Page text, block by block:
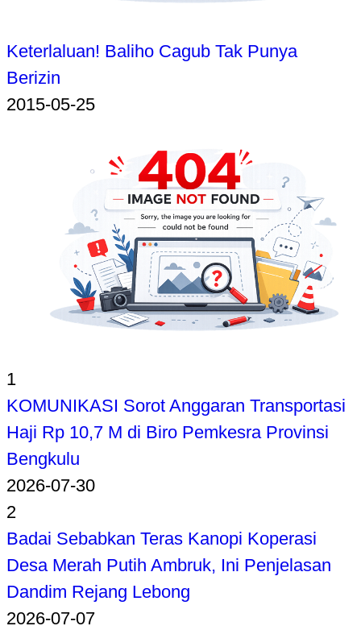
Keterlaluan! Baliho Cagub Tak Punya
Berizin
2015-05-25
1
KOMUNIKASI Sorot Anggaran Transportasi
Haji Rp 10,7 M di Biro Pemkesra Provinsi
Bengkulu
2026-07-30
2
Badai Sebabkan Teras Kanopi Koperasi
Desa Merah Putih Ambruk, Ini Penjelasan
Dandim Rejang Lebong
2026-07-07